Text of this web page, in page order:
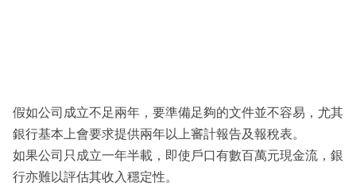
假如公司成立不足兩年，要準備足夠的文件並不容易，尤其
銀行基本上會要求提供兩年以上審計報告及報稅表。
如果公司只成立一年半載，即使戶口有數百萬元現金流，銀
行亦難以評估其收入穩定性。